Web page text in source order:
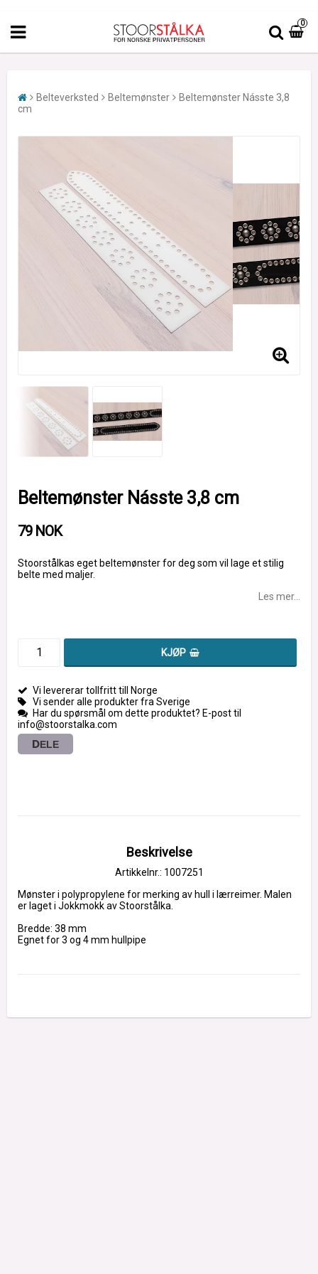
0
Belteverksted Beltemønster
Beltemønster Násste 3,8
cm
Beltemønster Násste 3,8 cm
79 NOK
Stoorstålkas eget beltemønster for deg som vil lage et stilig
belte med maljer.
Les mer...
KJØP
Vi levererar tollfritt till Norge
Vi sender alle produkter fra Sverige
Har du spørsmål om dette produktet? E-post til
info@stoorstalka.com
DELE
Beskrivelse
Artikkelnr.: 1007251
Mønster i polypropylene for merking av hull i lærreimer. Malen
er laget i Jokkmokk av Stoorstålka.
Bredde: 38 mm
Egnet for 3 og 4 mm hullpipe